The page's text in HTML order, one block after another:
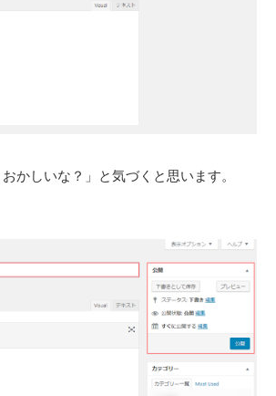
かしいな？」と気づくと思います。